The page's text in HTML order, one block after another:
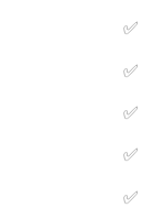
✅
✅
✅
✅
✅